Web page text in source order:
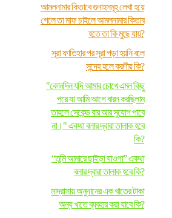
আমলনামার কিতাবে গুনাহসমূহ লেখা হয়ে
গেলে তা মাফ চাইলে আমলনামার কিতাব
হতে তা কি মুছে যায়?
সূরা ফাতিহার পর সূরা পড়া হয়নি বলে
সন্দেহ হলে করণীয় কি?
"কোনদিন যদি আমার চোখে এমন কিছু
পরে যা আমি আগে বারন করছিলাম
তাহলে সেকেন্ড বার আর সুযোগ পাবে
না।" একথা বলার দ্বারা তালাক হবে
কি?
“তুমি আমারে ছাইড়া যাওগা” একথা
বলার দ্বারা তালাক হবে কি?
মাদ্রাসায় অনুদানের এক খাতের টাকা
অন্য খাতে ব্যবহার করা যাবে কি?